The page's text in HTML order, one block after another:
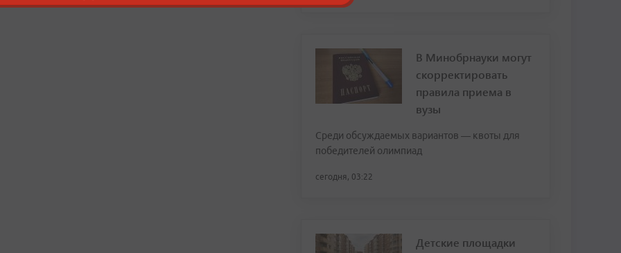
В Минобрнауки могут
скорректировать
правила приема в
вузы
Среди обсуждаемых вариантов — квоты для
победителей олимпиад
сегодня, 03:22
Детские площадки